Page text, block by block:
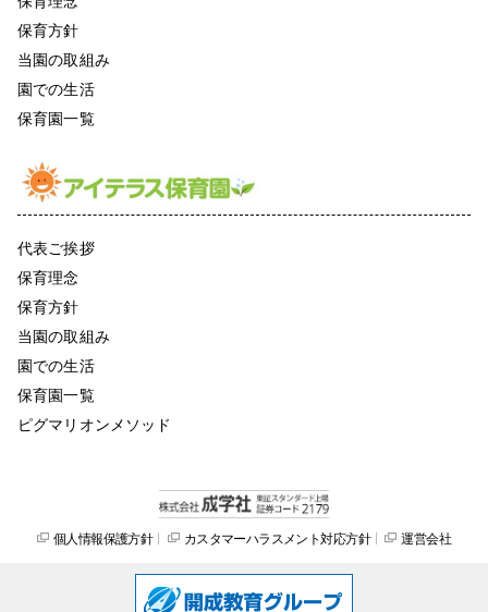
保育方針
当園の取組み
園での生活
保育園一覧
代表ご挨拶
保育理念
保育方針
当園の取組み
園での生活
保育園一覧
ピグマリオンメソッド
個人情報保護方針 カスタマーハラスメント対応方針 運営会社